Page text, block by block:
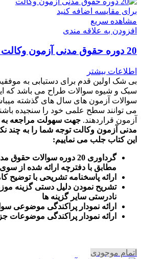
برای مقایسه اضافه کنید
مشاهده سریع
افزودن به علاقه مندی
20 دوره حقوق مدنی آزمون وکالت – تجارت
اطلاعات بیشتر
بی شک اولین قدم برای دستیابی به
سبک و شیوه سوالات طراح می باشد که
سوالات آزمون های سال های گذشته
می توانند سطح علمی خود را سنجیده
آزمون قراردهند.
مدنی آزمون وکالت توجه شما را به چند
این کتاب جلب می نماییم:
مطابق با دفترچه ارائه شده از
ارائه پاسخنامه تشریحی با توضیح
تشریح نمودن دلیل دستی گزینه
نادرستی سایر گزینه ها
ارائه نمودار پراکندگی موضوعی
رائه نمودار پراکندگی موضوعات
اتمام موجودی